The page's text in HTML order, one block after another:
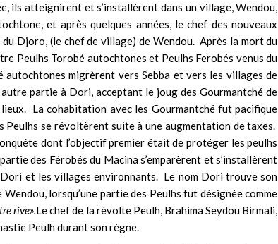
ils atteignirent et s’installèrent dans un village, Wendou,
et après quelques années, le chef des nouveaux
Djoro, (le chef de village) de Wendou. Après la mort du
Peulhs Torobé autochtones et Peulhs Ferobés venus du
autochtones migrèrent vers Sebba et vers les villages de
partie à Dori, acceptant le joug des Gourmantché de
lieux. La cohabitation avec les Gourmantché fut pacifique
Peulhs se révoltèrent suite à une augmentation de taxes.
dont l’objectif premier était de protéger les peulhs
des Férobés du Macina s’emparèrent et s’installèrent
Dori et les villages environnants. Le nom Dori trouve son
lorsqu’une partie des Peulhs fut désignée comme
rive».Le chef de la révolte Peulh, Brahima Seydou Birmali,
Peulh durant son règne.